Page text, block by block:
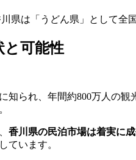
県は「うどん県」として全
と可能性
知られ、年間約800万人の
香川県の民泊市場は着実に
ています。